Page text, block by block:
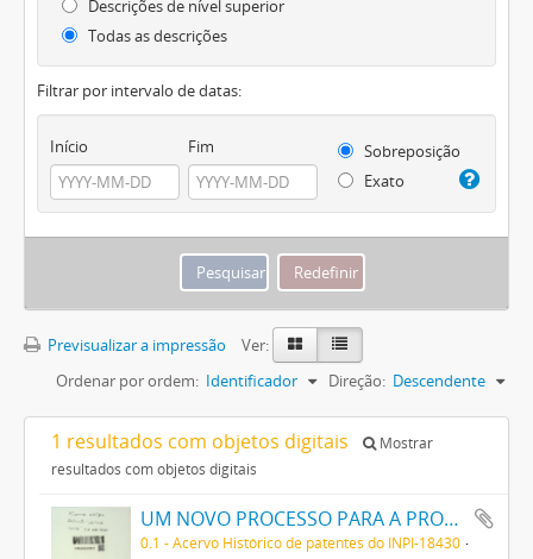
Descrições de nível superior
Todas as descrições
Filtrar por intervalo de datas:
Início Fim
Sobreposição
Exato
Previsualizar a impressão
Ver:
Ordenar por ordem: Identificador Direção: Descendente
1 resultados com objetos digitais
Mostrar
resultados com objetos digitais
UM NOVO PROCESSO PARA A PRODUCÇÃO DE GAZES COMBUSTIVEIS
0.1 - Acervo Histórico de patentes do INPI-18430